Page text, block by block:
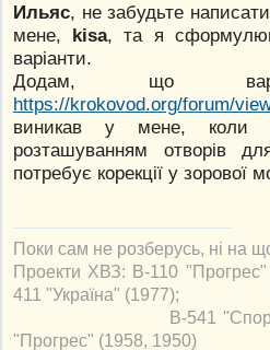
Ильяс, не забудьте
мене, kisa, та я
варіанти.
Додам, що
https://krokovod.org/forum/
виникав у мене,
розташуванням отворів
потребує корекції у зорової
Поки сам не розберусь, ні на
Проекти ХВЗ: В-110
411 "Україна" (1977);
В-541 "Спорт"
"Прогрес" (1958, 1950)